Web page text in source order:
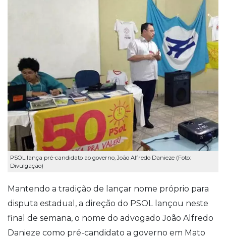
PSOL lança pré-candidato ao governo, João Alfredo Danieze (Foto:
Divulgação)
Mantendo a tradição de lançar nome próprio para
disputa estadual, a direção do PSOL lançou neste
final de semana, o nome do advogado João Alfredo
Danieze como pré-candidato a governo em Mato